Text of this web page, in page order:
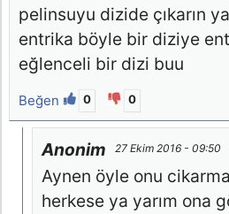
pelinsuyu dizide çıkarın
entrika böyle bir diziye
eğlenceli bir dizi buu
Beğen 0 0
Anonim 27 Ekim 2016 - 09:50
Aynen öyle onu
herkese ya yarım ona